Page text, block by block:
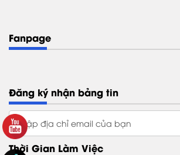
Fanpage
Đăng ký nhận bảng tin
Thời Gian Làm Việc